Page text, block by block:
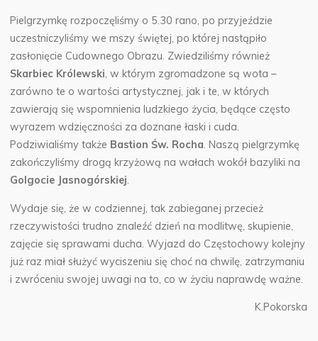
Pielgrzymkę rozpoczęliśmy o 5.30 rano, po przyjeździe
uczestniczyliśmy we mszy świętej, po której nastąpiło
zasłonięcie Cudownego Obrazu. Zwiedziliśmy również
Skarbiec Królewski, w którym zgromadzone są wota –
zarówno te o wartości artystycznej, jak i te, w których
zawierają się wspomnienia ludzkiego życia, będące często
wyrazem wdzięczności za doznane łaski i cuda.
Podziwialiśmy także Bastion Św. Rocha. Naszą pielgrzymkę
zakończyliśmy drogą krzyżową na wałach wokół bazyliki na
Golgocie Jasnogórskiej.
Wydaje się, że w codziennej, tak zabieganej przecież
rzeczywistości trudno znaleźć dzień na modlitwę, skupienie,
zajęcie się sprawami ducha. Wyjazd do Częstochowy kolejny
już raz miał służyć wyciszeniu się choć na chwilę, zatrzymaniu
i zwróceniu swojej uwagi na to, co w życiu naprawdę ważne.
K.Pokorska